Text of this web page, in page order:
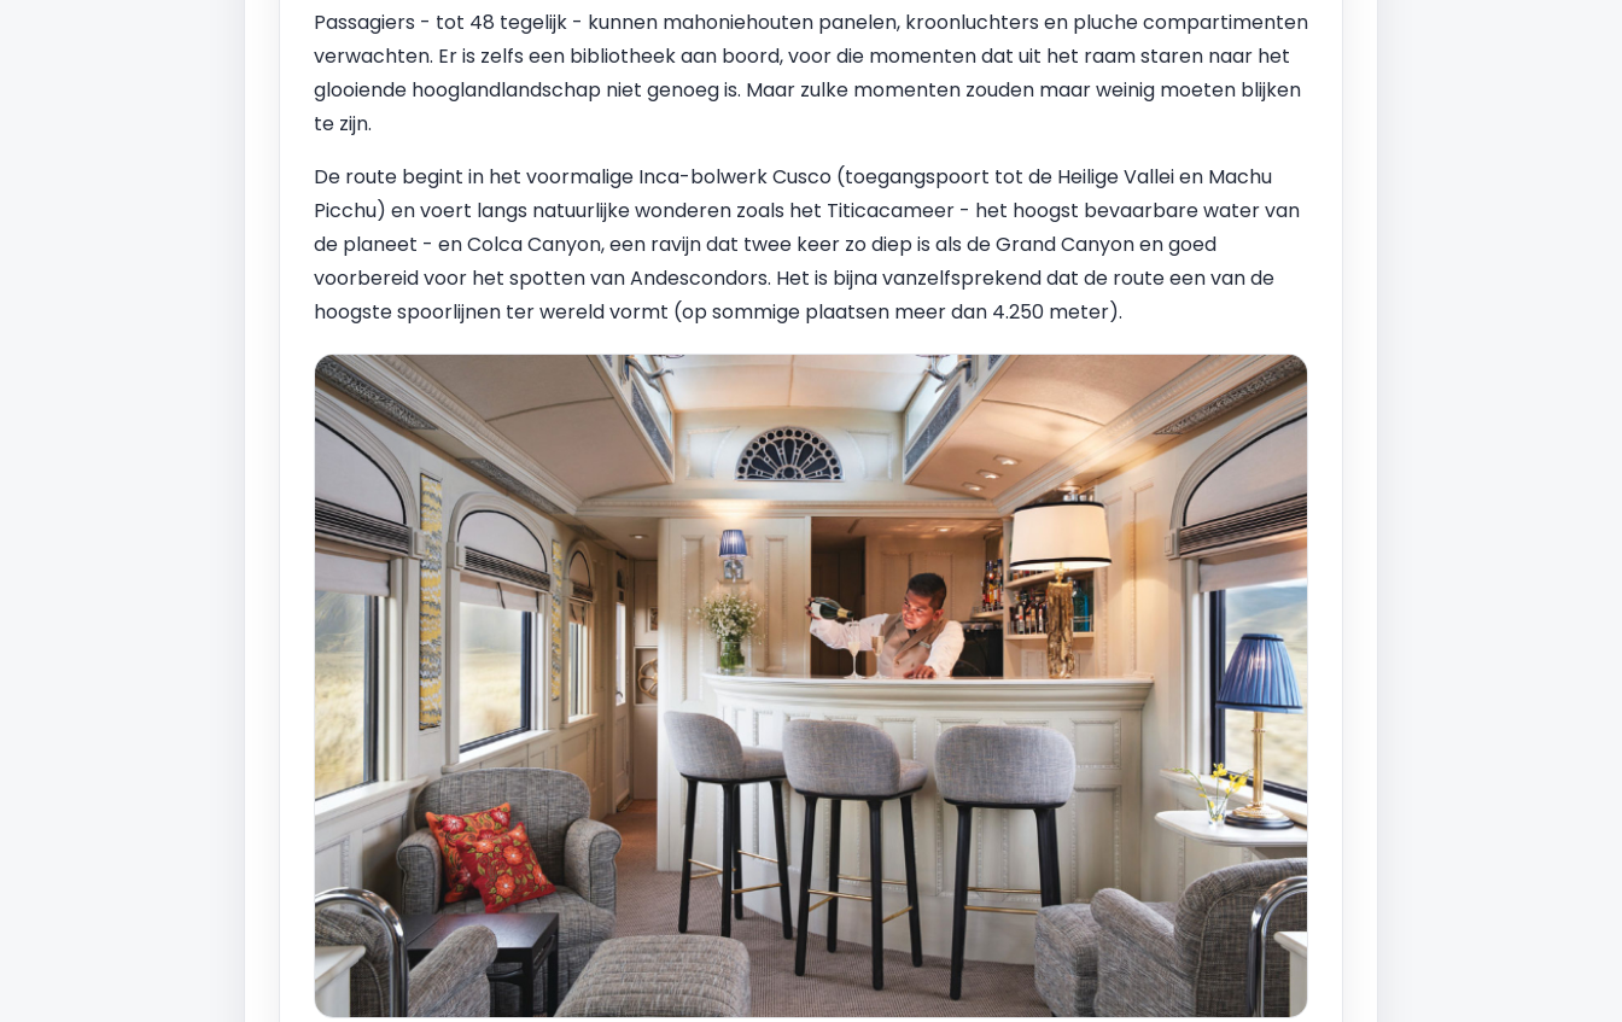
Passagiers - tot 48 tegelijk - kunnen mahoniehouten panelen, kroonluchters en pluche compartimenten
verwachten. Er is zelfs een bibliotheek aan boord, voor die momenten dat uit het raam staren naar het
glooiende hooglandlandschap niet genoeg is. Maar zulke momenten zouden maar weinig moeten blijken
te zijn.
De route begint in het voormalige Inca-bolwerk Cusco (toegangspoort tot de Heilige Vallei en Machu
Picchu) en voert langs natuurlijke wonderen zoals het Titicacameer - het hoogst bevaarbare water van
de planeet - en Colca Canyon, een ravijn dat twee keer zo diep is als de Grand Canyon en goed
voorbereid voor het spotten van Andescondors. Het is bijna vanzelfsprekend dat de route een van de
hoogste spoorlijnen ter wereld vormt (op sommige plaatsen meer dan 4.250 meter).